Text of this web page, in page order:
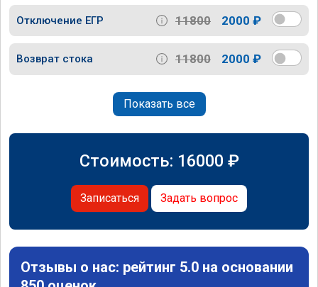
Отключение ЕГР 11800 2000 ₽
Возврат стока 11800 2000 ₽
Показать все
Стоимость: 16000 ₽
Записаться Задать вопрос
Отзывы о нас: рейтинг 5.0 на основании